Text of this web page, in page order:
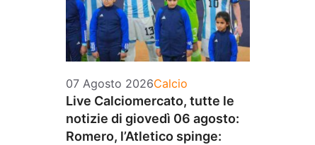
07 Agosto 2026Categorie
Calcio
Live Calciomercato, tutte le
notizie di giovedì 06 agosto:
Romero, l’Atletico spinge: